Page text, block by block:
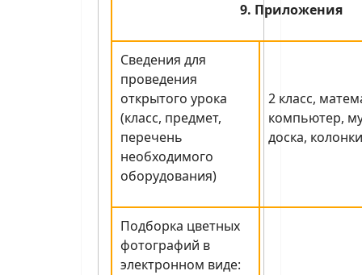
9. Приложения
Сведения для
проведения
открытого урока
(класс, предмет,
перечень
необходимого
оборудования)
2 класс,
компьютер,
доска,
Подборка цветных
фотографий в
электронном виде: